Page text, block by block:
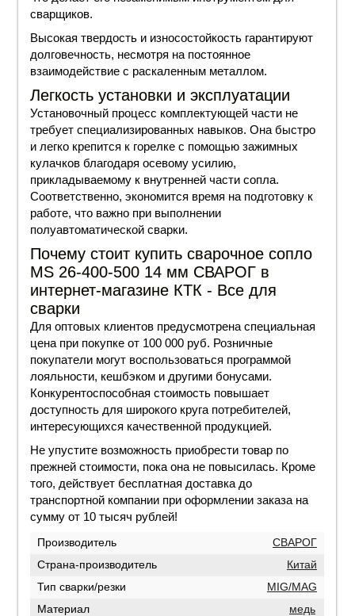
сварщиков.
Высокая твердость и износостойкость гарантируют
долговечность, несмотря на постоянное
взаимодействие с раскаленным металлом.
Легкость установки и эксплуатации
Установочный процесс комплектующей части не
требует специализированных навыков. Она быстро
и легко крепится к горелке с помощью зажимных
кулачков благодаря осевому усилию,
прикладываемому к внутренней части сопла.
Соответственно, экономится время на подготовку к
работе, что важно при выполнении
полуавтоматической сварки.
Почему стоит купить сварочное сопло
MS 26-400-500 14 мм СВАРОГ в
интернет-магазине КТК - Все для
сварки
Для оптовых клиентов предусмотрена специальная
цена при покупке от 100 000 руб. Розничные
покупатели могут воспользоваться программой
лояльности, кешбэком и другими бонусами.
Конкурентоспособная стоимость повышает
доступность для широкого круга потребителей,
интересующихся качественной продукцией.
Не упустите возможность приобрести товар по
прежней стоимости, пока она не повысилась. Кроме
того, действует бесплатная доставка до
транспортной компании при оформлении заказа на
сумму от 10 тысяч рублей!
Производитель
СВАРОГ
Страна-производитель
Китай
Тип сварки/резки
MIG/MAG
Материал
медь